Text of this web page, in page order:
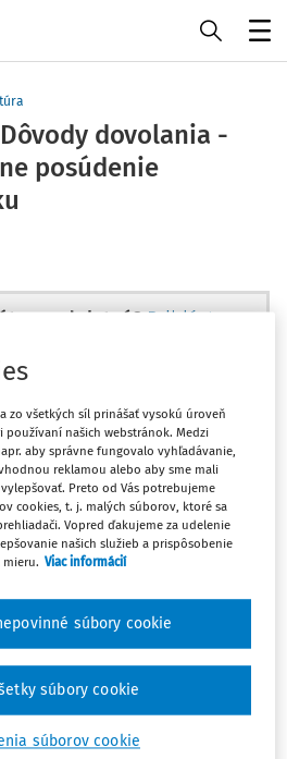
dovolania -
posúdenie
predplatné? Prihláste sa
ste si prečítali len
obsah z tejto oblasti je
portálu.
prístup k odbornému
prístup na 10 dní
sa len zaregistrovať.
získate prístup aj k
zo všetkých síl prinášať vysokú úroveň
našich webstránok. Medzi
aby správne fungovalo vyhľadávanie,
reklamou alebo aby sme mali
Preto od Vás potrebujeme
cookies, t. j. malých súborov, ktoré sa
Vopred ďakujeme za udelenie
našich služieb a prispôsobenie
mieru. Viac informácií
súborov cookie
súbory cookie
súbory cookie